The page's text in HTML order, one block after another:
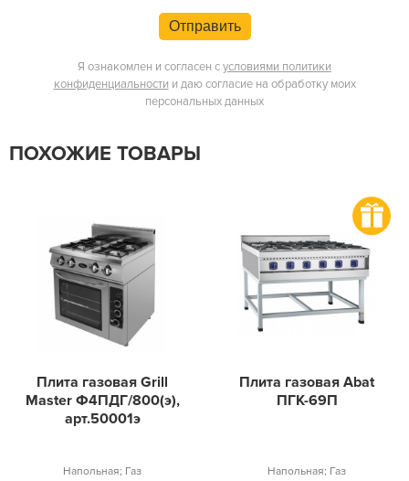
Отправить
Я ознакомлен и согласен сусловиями политики
конфиденциальности и даю согласие на обработку моих
персональных данных
ПОХОЖИЕ ТОВАРЫ
Плита газовая Grill
Master Ф4ПДГ/800(э),
арт.50001э
Напольная; Газ
Плита газовая Abat
ПГК-69П
Напольная; Газ